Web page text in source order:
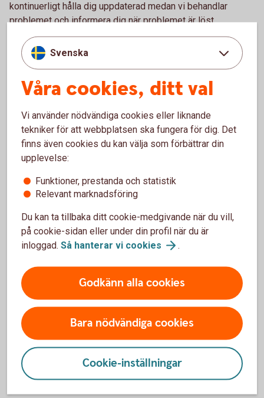
kontinuerligt hålla dig uppdaterad medan vi behandlar
problemet och informera dig när problemet är löst.
Anspråk på ersättning som ett villkor för att skicka in en
sårbarhet accepteras inte.
Vad behöver du göra?
För Swedbanks och våra kunders säkerhet är det viktigt att
du följer god praxis, dvs att:
Du använder inte sårbarheten för att få tillgång till eller
Du använder inte sårbarheten för att ta bort eller ändra
information
denial of service-attacker
Du ger oss möjlighet att åtgärda den rapporterade
sårbarheten innan den offentliggörs.
Kan du rapportera anonymt?
Ja, men då kan vi inte svara tillbaka och hålla dig
uppdaterad om status
PGP-nyckel
Svenska
Våra cookies, ditt val
Vi använder nödvändiga cookies eller liknande
tekniker för att webbplatsen ska fungera för dig. Det
finns även cookies du kan välja som förbättrar din
upplevelse:
Funktioner, prestanda och statistik
Relevant marknadsföring
Du kan ta tillbaka ditt cookie-medgivande när du vill,
på cookie-sidan eller under din profil när du är
inloggad. Så hanterar vi cookies .
Godkänn alla cookies
Bara nödvändiga cookies
Cookie-inställningar